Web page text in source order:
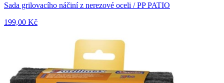
Sada grilovacího náčiní z nerezové oceli / PP PATIO
199,00 Kč